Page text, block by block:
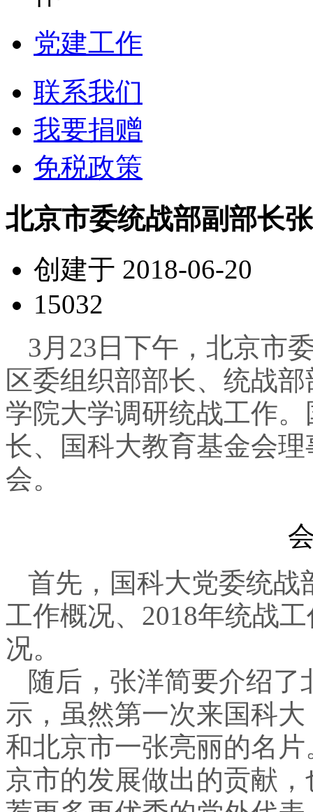
党建工作
联系我们
我要捐赠
免税政策
北京市委统战部副部长
创建于 2018-06-20
15032
3 月23日下午，北京市
区委组织部部长、统战
学院大学调研统战工作
长、国科大教育基金会
会。
首先，国科大党委统战
工作概况、2018年统战
况。
随后，张洋简要介绍
示，虽然第一次来国科
和北京市一张亮丽的名
京市的发展做出的贡献